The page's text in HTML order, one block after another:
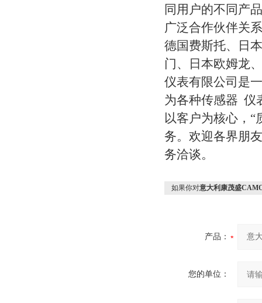
同用户的不同产
广泛合作伙伴关
德国费斯托、日
门、日本欧姆龙
仪表有限公司是
为各种传感器 仪
以客户为核心，
务。欢迎各界朋
务洽谈。
如果你对意大利康茂盛
产品：
您的单位：